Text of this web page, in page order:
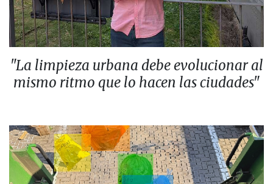
"La limpieza urbana debe evolucionar al
mismo ritmo que lo hacen las ciudades"